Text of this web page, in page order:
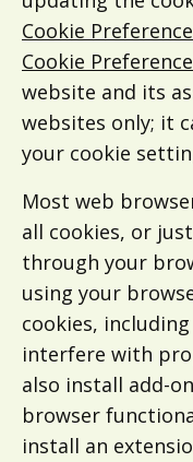
Cookie
Cookie
website and its
websites only; it
your cookie
Most web
all cookies, or
through your
using your
cookies,
interfere with
also install add-
browser
install an